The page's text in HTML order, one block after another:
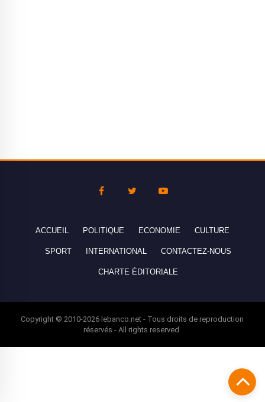
ACCUEIL POLITIQUE ECONOMIE CULTURE
SPORT INTERNATIONAL CONTACTEZ-NOUS
CHARTE ÉDITORIALE
Copyright © 2010-2026 lebanco.net - Tous droits de reproduction
réservés - All rights reserved.